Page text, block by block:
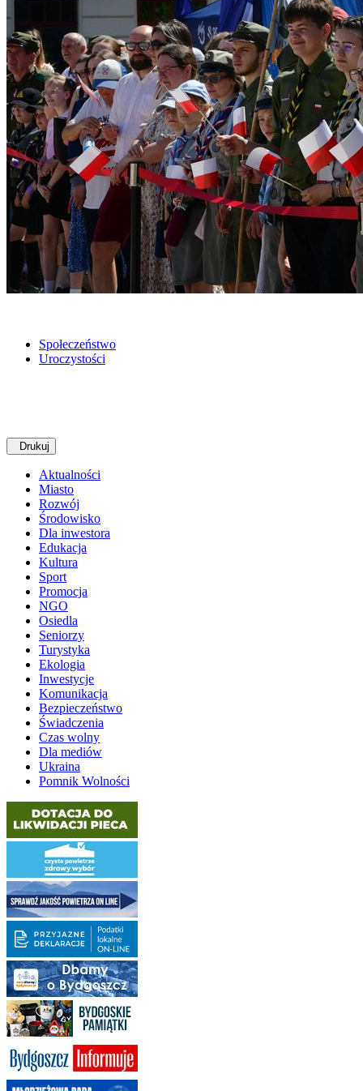
Społeczeństwo
Uroczystości
Drukuj
Aktualności
Miasto
Rozwój
Środowisko
Dla inwestora
Edukacja
Kultura
Sport
Promocja
NGO
Osiedla
Seniorzy
Turystyka
Ekologia
Inwestycje
Komunikacja
Bezpieczeństwo
Świadczenia
Czas wolny
Dla mediów
Ukraina
Pomnik Wolności